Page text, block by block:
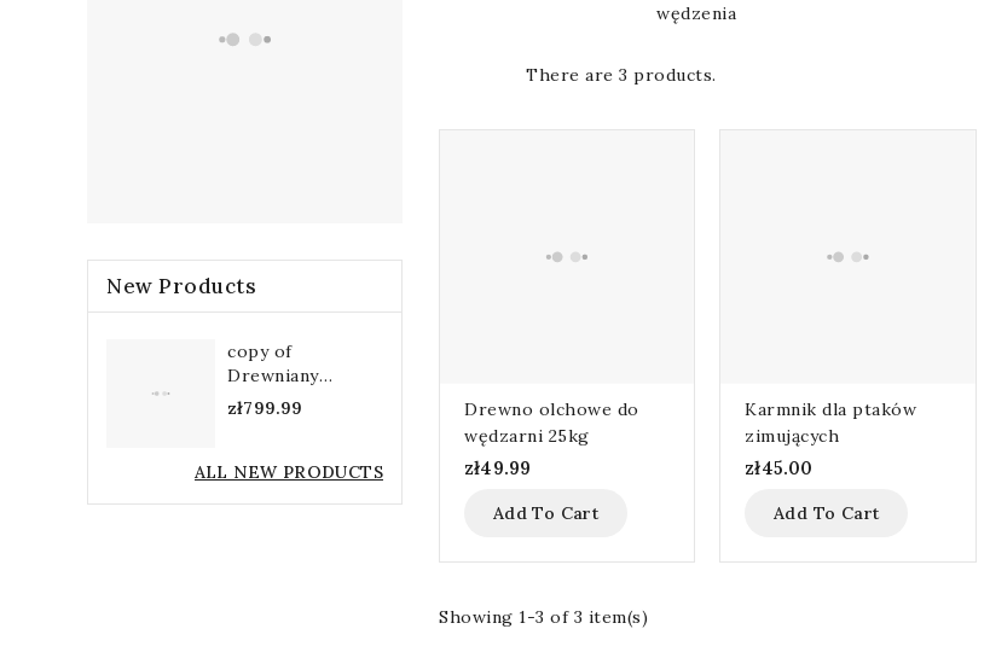
New Products
copy of
Drewniany
miejski kosz 45l
zł799.99
ALL NEW PRODUCTS
wędzenia
There are 3 products.
Drewno olchowe do
wędzarni 25kg
zł49.99
Add To Cart
Karmnik dla ptaków
zimujących
zł45.00
Add To Cart
Showing 1-3 of 3 item(s)